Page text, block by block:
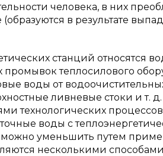
человека, в них
в результате
станций относятся
промывок теплосилового
воды от
ливневые стоки и т.
технологических
воды с
уменьшить путем
несколькими